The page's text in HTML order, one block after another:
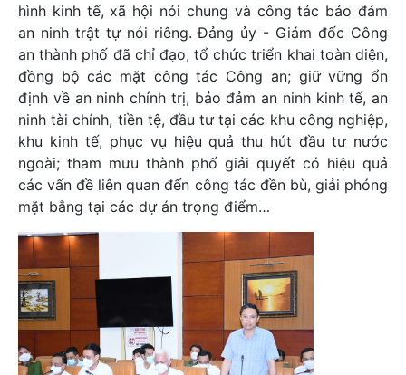
hình kinh tế, xã hội nói chung và công tác bảo đảm
an ninh trật tự nói riêng. Đảng ủy - Giám đốc Công
an thành phố đã chỉ đạo, tổ chức triển khai toàn diện,
đồng bộ các mặt công tác Công an; giữ vững ổn
định về an ninh chính trị, bảo đảm an ninh kinh tế, an
ninh tài chính, tiền tệ, đầu tư tại các khu công nghiệp,
khu kinh tế, phục vụ hiệu quả thu hút đầu tư nước
ngoài; tham mưu thành phố giải quyết có hiệu quả
các vấn đề liên quan đến công tác đền bù, giải phóng
mặt bằng tại các dự án trọng điểm…